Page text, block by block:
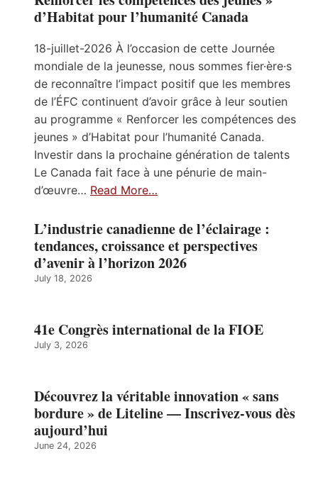
d’Habitat pour l’humanité Canada
18-juillet-2026 À l’occasion de cette Journée
mondiale de la jeunesse, nous sommes fier·ère·s
de reconnaître l’impact positif que les membres
de l’ÉFC continuent d’avoir grâce à leur soutien
au programme « Renforcer les compétences des
jeunes » d’Habitat pour l’humanité Canada.
Investir dans la prochaine génération de talents
Le Canada fait face à une pénurie de main-
d’œuvre… Read More…
L’industrie canadienne de l’éclairage :
tendances, croissance et perspectives
d’avenir à l’horizon 2026
July 18, 2026
41e Congrès international de la FIOE
July 3, 2026
Découvrez la véritable innovation « sans
bordure » de Liteline — Inscrivez-vous dès
aujourd’hui
June 24, 2026